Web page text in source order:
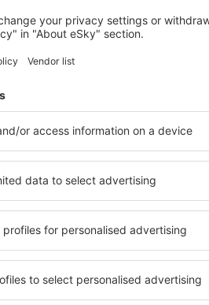
KOBE
Kobe, 07 august 2026, 2 nopți
Vedeți mai multe